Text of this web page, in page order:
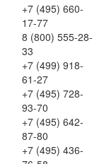
+7 (495) 660-
17-77
8 (800) 555-28-
33
+7 (499) 918-
61-27
+7 (495) 728-
93-70
+7 (495) 642-
87-80
+7 (495) 436-